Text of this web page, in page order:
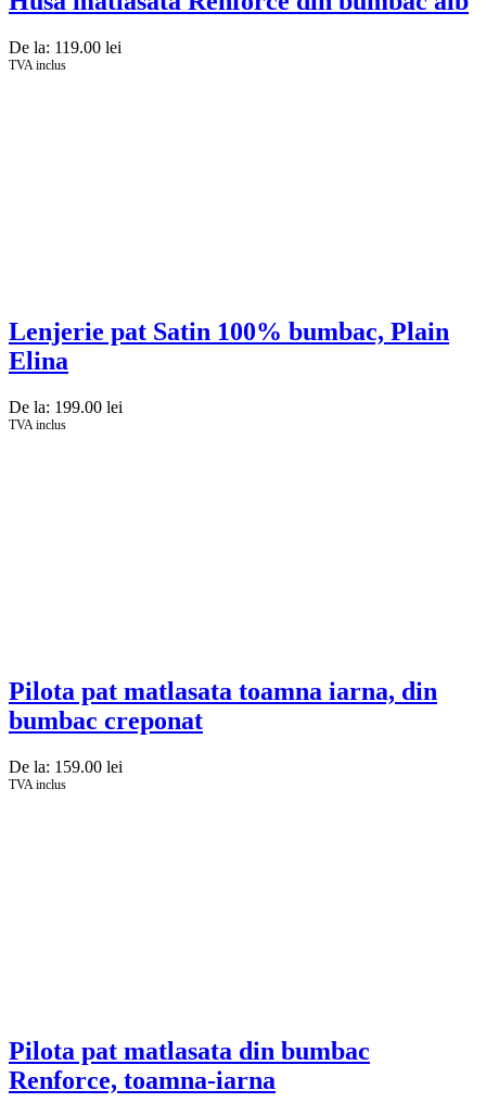
De la: 119.00 lei
TVA inclus
Lenjerie pat Satin 100% bumbac, Plain
Elina
De la: 199.00 lei
TVA inclus
Pilota pat matlasata toamna iarna, din
bumbac creponat
De la: 159.00 lei
TVA inclus
Pilota pat matlasata din bumbac
Renforce, toamna-iarna